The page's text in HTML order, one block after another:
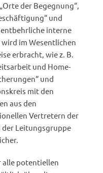
der Begegnung“,
und
interne
im Wesentlichen
erbracht, wie z. B.
und Home-
und
mit den
aus den
Vertretern der
Leitungsgruppe
alle potentiellen